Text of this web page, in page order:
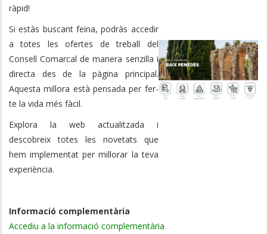
ràpid!
Si estàs buscant feina, podràs accedir
a totes les ofertes de treball del
Consell Comarcal de manera senzilla i
directa des de la pàgina principal.
Aquesta millora està pensada per fer-
te la vida més fàcil.
Explora la web actualitzada i
descobreix totes les novetats que
hem implementat per millorar la teva
experiència.
Informació complementària
Accediu a la informació complementària